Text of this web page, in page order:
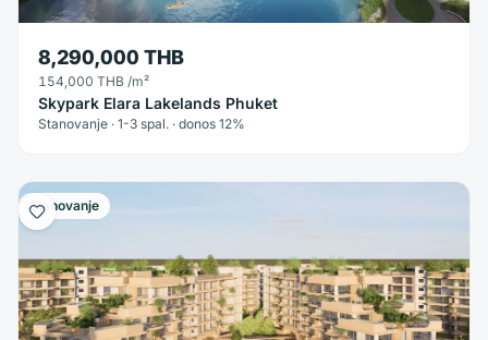
8,290,000 THB
154,000 THB /m²
Skypark Elara Lakelands Phuket
Stanovanje · 1-3 spal. · donos 12%
Stanovanje